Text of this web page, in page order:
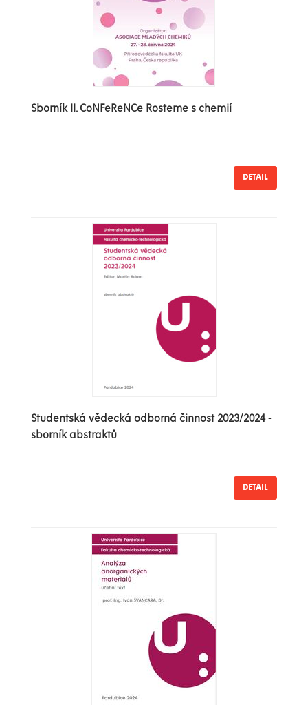
Sborník II. CoNFeReNCe Rosteme s chemií
DETAIL
Studentská vědecká odborná činnost 2023/2024 -
sborník abstraktů
DETAIL